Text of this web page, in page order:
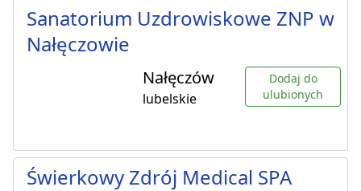
Sanatorium Uzdrowiskowe ZNP w
Nałęczowie
Nałęczów
lubelskie
Dodaj do
ulubionych
Świerkowy Zdrój Medical SPA